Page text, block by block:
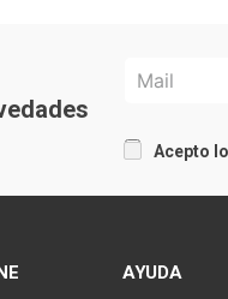
Acepto
AYUDA